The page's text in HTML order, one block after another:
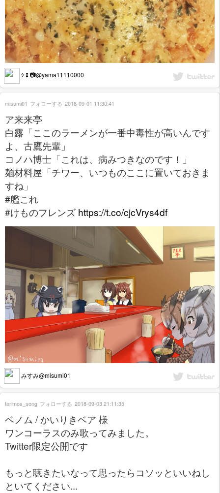
ｼ ﾛ 📷@yama11110000
ア来来亭
白露「ここのラーメンが一番中毒性が高いんです
よ、古鷹先輩」
コノハ博士「これは、病みつきなのです！」
麺材料屋「チワー、いつものここに置いておきま
すね」
#艦これ
#けものフレンズ https://t.co/cjcVrys4df
みすみ@misumi01
misumi01 フォローする 2018-09-01 11:30:41
ベノム / かいりきベア 様
ワンコーラスのみ歌ってみました。
Twitter限定公開です
もっと聴きたいなって思ったらコソッといいねし
といてください...
terimos_song フォローする 2018-09-03 21:11:35